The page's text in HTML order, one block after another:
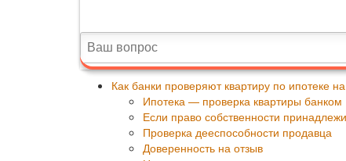
Как банки проверяют квартиру по ипотеке
Ипотека — проверка квартиры банком
Если право собственности
Проверка дееспособности продавца
Доверенность на отзыв